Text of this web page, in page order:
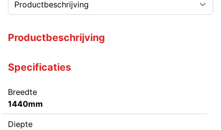
Productbeschrijving
Specificaties
Breedte
1440mm
Diepte